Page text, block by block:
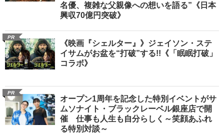
名優、複雑な父親像への想いを語る”《日本
興収70億円突破》
PR
《映画『シェルター』》ジェイソン・ステ
イサムがお盆を“打破”する!!《「眠眠打破」
コラボ》
PR
オープン1周年を記念した特別イベントがサ
ムソナイト・ブラックレーベル銀座店で開
催 仕事も人生も自分らしく～笑顔あふれ
る特別対談～